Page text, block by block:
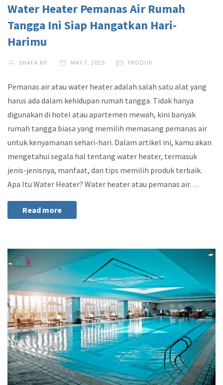
Water Heater Pemanas Air Rumah
Tangga Ini Siap Hangatkan Hari-
Harimu
SHAFA NF MAY 7, 2025 PRODUK
Pemanas air atau water heater adalah salah satu alat yang
harus ada dalam kehidupan rumah tangga. Tidak hanya
digunakan di hotel atau apartemen mewah, kini banyak
rumah tangga biasa yang memilih memasang pemanas air
untuk kenyamanan sehari-hari. Dalam artikel ini, kamu akan
mengetahui segala hal tentang water heater, termasuk
jenis-jenisnya, manfaat, dan tips memilih produk terbaik.
Apa Itu Water Heater? Water heater atau pemanas air…
Read more